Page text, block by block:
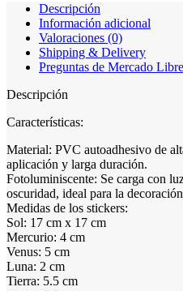
Descripción
Información adicional
Valoraciones (0)
Shipping & Delivery
Preguntas de Mercado Libre
Descripción
Características:
Material: PVC autoadhesivo de
aplicación y larga duración.
Fotoluminiscente: Se carga con
oscuridad, ideal para la
Medidas de los stickers:
Sol: 17 cm x 17 cm
Mercurio: 4 cm
Venus: 5 cm
Luna: 2 cm
Tierra: 5.5 cm